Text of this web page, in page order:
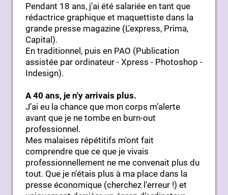
Pendant 18 ans, j’ai été salariée en tant que
rédactrice graphique et maquettiste dans la
grande presse magazine (L'express, Prima,
Capital).
En traditionnel, puis en PAO (Publication
assistée par ordinateur - Xpress - Photoshop -
Indesign).
A 40 ans, je n'y arrivais plus.
J’ai eu la chance que mon corps m’alerte
avant que je ne tombe en burn-out
professionnel.
Mes malaises répétitifs m'ont fait
comprendre que ce que je vivais
professionnellement ne me convenait plus du
tout. Que je n'étais plus à ma place dans la
presse économique (cherchez l’erreur !) et